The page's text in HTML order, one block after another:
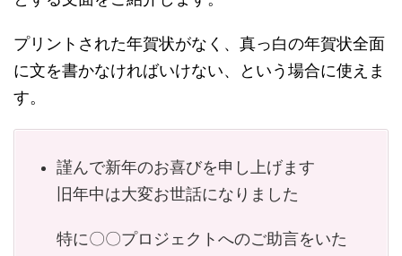
プリントされた年賀状がなく、真っ白の年賀状全面
に文を書かなければいけない、という場合に使えま
す。
謹んで新年のお喜びを申し上げます
旧年中は大変お世話になりました
特に〇〇プロジェクトへのご助言をいた